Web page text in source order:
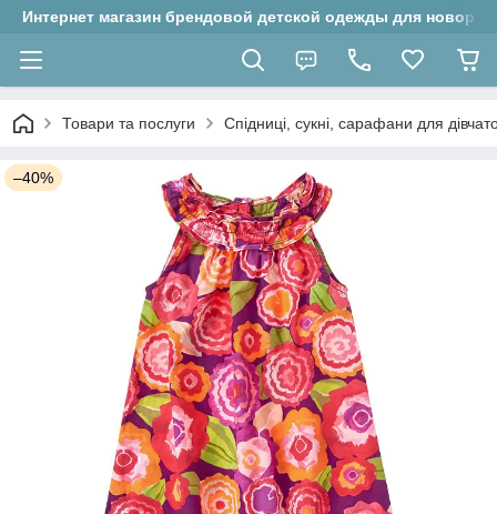
Интернет магазин брендовой детской одежды для
Товари та послуги Спідниці, сукні, сарафани для
–40%